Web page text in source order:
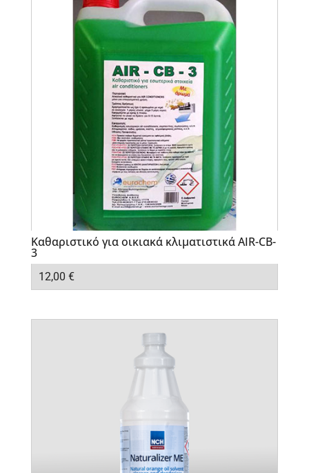
Καθαριστικό για οικιακά κλιματιστικά AIR-CB-
3
12,00 €